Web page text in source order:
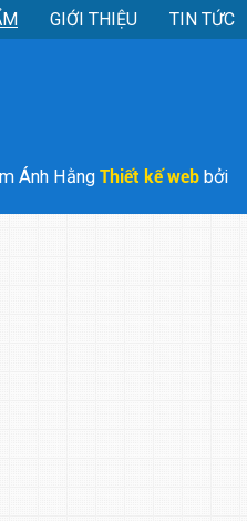
GIỚI THIỆU TIN TỨC
Ánh Hằng Thiết kế web bởi